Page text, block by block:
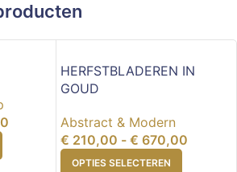
HERFSTBLADEREN IN
GOUD
Abstract & Modern
€ 210,00 - € 670,00
OPTIES SELECTEREN